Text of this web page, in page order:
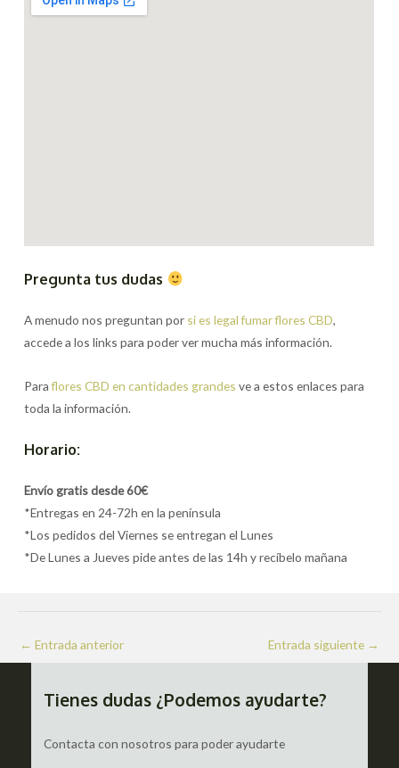
Pregunta tus dudas
A menudo nos preguntan por si es legal fumar flores CBD,
accede a los links para poder ver mucha más información.
Paraflores CBD en cantidades grandes ve a estos enlaces para
toda la información.
Horario:
Envío gratis desde 60€
*Entregas en 24-72h en la península
*Los pedidos del Viernes se entregan el Lunes
*De Lunes a Jueves pide antes de las 14h y recíbelo mañana
Navegación
de
← Entrada anterior Entrada siguiente →
Tienes dudas ¿Podemos ayudarte?
Contacta con nosotros para poder ayudarte